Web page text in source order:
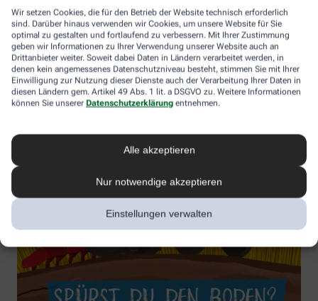
Wir setzen Cookies, die für den Betrieb der Website technisch erforderlich
sind. Darüber hinaus verwenden wir Cookies, um unsere Website für Sie
optimal zu gestalten und fortlaufend zu verbessern. Mit Ihrer Zustimmung
geben wir Informationen zu Ihrer Verwendung unserer Website auch an
Drittanbieter weiter. Soweit dabei Daten in Ländern verarbeitet werden, in
denen kein angemessenes Datenschutzniveau besteht, stimmen Sie mit Ihrer
Einwilligung zur Nutzung dieser Dienste auch der Verarbeitung Ihrer Daten in
diesen Ländern gem. Artikel 49 Abs. 1 lit. a DSGVO zu. Weitere Informationen
können Sie unserer Datenschutzerklärung entnehmen.
Alle akzeptieren
Nur notwendige akzeptieren
Einstellungen verwalten